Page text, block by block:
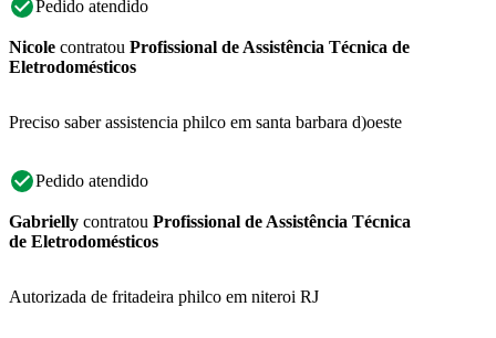
Pedido atendido
Nicole contratou Profissional de Assistência Técnica de
Eletrodomésticos
Preciso saber assistencia philco em santa barbara d)oeste
Pedido atendido
Gabrielly contratou Profissional de Assistência Técnica
de Eletrodomésticos
Autorizada de fritadeira philco em niteroi RJ